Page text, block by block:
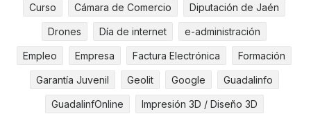
Curso Cámara de Comercio Diputación de Jaén
Drones Día de internet e-administración
Empleo Empresa Factura Electrónica Formación
Garantía Juvenil Geolit Google Guadalinfo
GuadalinfOnline Impresión 3D / Diseño 3D